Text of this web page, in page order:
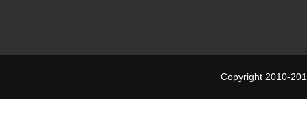
Copyright 2010-